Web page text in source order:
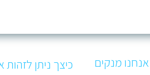
מנקים כיצך ניתן